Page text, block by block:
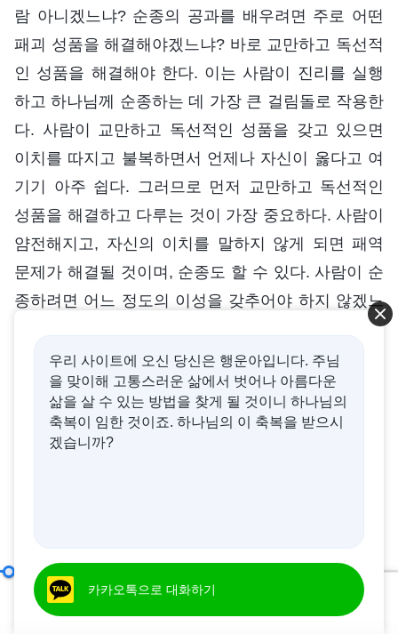
람 아니겠느냐? 순종의 공과를 배우려면 주로 어떤
패괴 성품을 해결해야겠느냐? 바로 교만하고 독선적
인 성품을 해결해야 한다. 이는 사람이 진리를 실행
하고 하나님께 순종하는 데 가장 큰 걸림돌로 작용한
다. 사람이 교만하고 독선적인 성품을 갖고 있으면
이치를 따지고 불복하면서 언제나 자신이 옳다고 여
기기 아주 쉽다. 그러므로 먼저 교만하고 독선적인
성품을 해결하고 다루는 것이 가장 중요하다. 사람이
얌전해지고, 자신의 이치를 말하지 않게 되면 패역
문제가 해결될 것이며, 순종도 할 수 있다. 사람이 순
종하려면 어느 정도의 이성을 갖추어야 하지 않겠느
냐? 반드시 정상인의 이성을 갖춰야 한다. 예를 들어,
어떤 일에서 너희의 행동이 옳든 그르든 하나님이 만
족하지 않는다면, 마땅히 하나님의 말씀을 따르고 무
슨 일이든 하나님 말씀을 기준으로 해야 한다. 이것
이 이성 아니겠느냐? 이것이 바로 사람이 지녀야 할
의 행동은 분명 진리에 부합하지 않을 것이다. 우리
는 하나님 말씀을 따르고 하나님께 순종해야지, 하나
우리 사이트에 오신 당신은 행운아입니다. 주님
을 맞이해 고통스러운 삶에서 벗어나 아름다운
삶을 살 수 있는 방법을 찾게 될 것이니 하나님의
축복이 임한 것이죠. 하나님의 이 축복을 받으시
겠습니까?
카카오톡으로 대화하기